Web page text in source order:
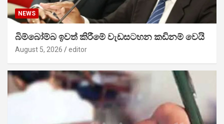
NEWS
බිම්බෝම්බ ඉවත් කිරීමේ වැඩසටහන කඩිනම් වෙයි
August 5, 2026 editor